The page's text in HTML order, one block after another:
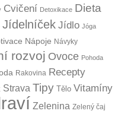
Cvičení Detoxikace Dieta
Jídelníček Jídlo Jóga
Nápoje Návyky
rozvoj Ovoce Pohoda
Rakovina Recepty
Strava Tipy Tělo Vitamíny
Zelenina Zelený čaj